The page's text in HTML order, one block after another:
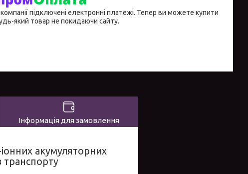
підключені електронні платежі. Тепер ви можете купити
який товар не покидаючи сайту.
Інформація для замовлення
акумуляторних
транспорту